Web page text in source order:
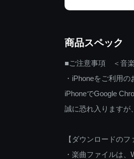
商品スペック
■ご注意事項 ＜音楽
・iPhoneをご利用の
iPhoneでGoogle
誠に恐れ入りますが
【ダウンロードのフ
・楽曲ファイルは、